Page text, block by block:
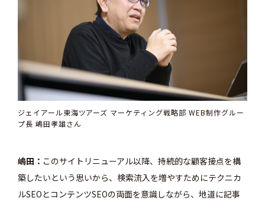
ジェイアール東海ツアーズ マーケティング戦略部 WEB制作グルー
プ長 嶋田孝雄さん
嶋田
このサイトリニューアル以降、持続的な顧客接点を構
築したいという思いから、検索流入を増やすためにテクニカ
ルSEOとコンテンツSEOの両面を意識しながら、地道に記事